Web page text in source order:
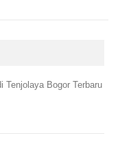
Tenjolaya Bogor Terbaru